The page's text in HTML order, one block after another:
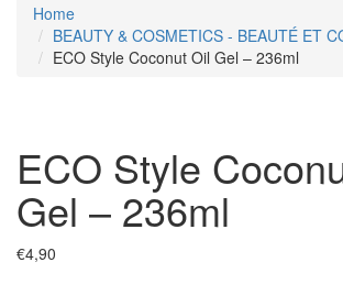
Home
BEAUTY & COSMETICS - BEAUTÉ ET
ECO Style Coconut Oil Gel – 236ml
ECO Style
Gel – 236ml
€4,90